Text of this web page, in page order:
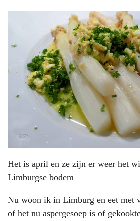
Het is april en ze zijn er weer het
Limburgse bodem
Nu woon ik in Limburg en eet met
of het nu aspergesoep is of